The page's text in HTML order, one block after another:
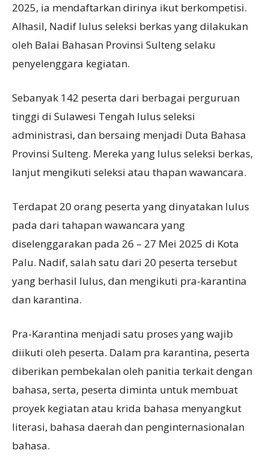
2025, ia mendaftarkan dirinya ikut berkompetisi.
Alhasil, Nadif lulus seleksi berkas yang dilakukan
oleh Balai Bahasan Provinsi Sulteng selaku
penyelenggara kegiatan.
Sebanyak 142 peserta dari berbagai perguruan
tinggi di Sulawesi Tengah lulus seleksi
administrasi, dan bersaing menjadi Duta Bahasa
Provinsi Sulteng. Mereka yang lulus seleksi berkas,
lanjut mengikuti seleksi atau thapan wawancara.
Terdapat 20 orang peserta yang dinyatakan lulus
pada dari tahapan wawancara yang
diselenggarakan pada 26 – 27 Mei 2025 di Kota
Palu. Nadif, salah satu dari 20 peserta tersebut
yang berhasil lulus, dan mengikuti pra-karantina
dan karantina.
Pra-Karantina menjadi satu proses yang wajib
diikuti oleh peserta. Dalam pra karantina, peserta
diberikan pembekalan oleh panitia terkait dengan
bahasa, serta, peserta diminta untuk membuat
proyek kegiatan atau krida bahasa menyangkut
literasi, bahasa daerah dan penginternasionalan
bahasa.